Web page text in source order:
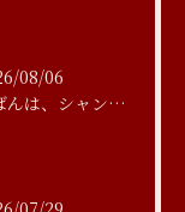
08/06
こんばんは、シャンブルアスリール清水です